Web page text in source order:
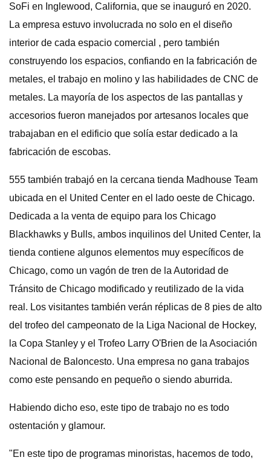
SoFi en Inglewood, California, que se inauguró en 2020.
La empresa estuvo involucrada no solo en el diseño
interior de cada espacio comercial , pero también
construyendo los espacios, confiando en la fabricación de
metales, el trabajo en molino y las habilidades de CNC de
metales. La mayoría de los aspectos de las pantallas y
accesorios fueron manejados por artesanos locales que
trabajaban en el edificio que solía estar dedicado a la
fabricación de escobas.
555 también trabajó en la cercana tienda Madhouse Team
ubicada en el United Center en el lado oeste de Chicago.
Dedicada a la venta de equipo para los Chicago
Blackhawks y Bulls, ambos inquilinos del United Center, la
tienda contiene algunos elementos muy específicos de
Chicago, como un vagón de tren de la Autoridad de
Tránsito de Chicago modificado y reutilizado de la vida
real. Los visitantes también verán réplicas de 8 pies de alto
del trofeo del campeonato de la Liga Nacional de Hockey,
la Copa Stanley y el Trofeo Larry O'Brien de la Asociación
Nacional de Baloncesto. Una empresa no gana trabajos
como este pensando en pequeño o siendo aburrida.
Habiendo dicho eso, este tipo de trabajo no es todo
ostentación y glamour.
"En este tipo de programas minoristas, hacemos de todo,